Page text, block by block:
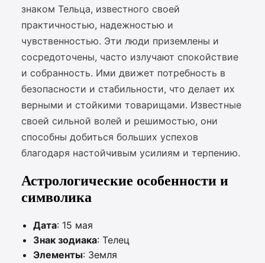
знаком Тельца, известного своей
практичностью, надежностью и
чувственностью. Эти люди приземлены и
сосредоточены, часто излучают спокойствие
и собранность. Ими движет потребность в
безопасности и стабильности, что делает их
верными и стойкими товарищами. Известные
своей сильной волей и решимостью, они
способны добиться больших успехов
благодаря настойчивым усилиям и терпению.
Астрологические особенности и
символика
Дата: 15 мая
Знак зодиака: Телец
Элементы: Земля